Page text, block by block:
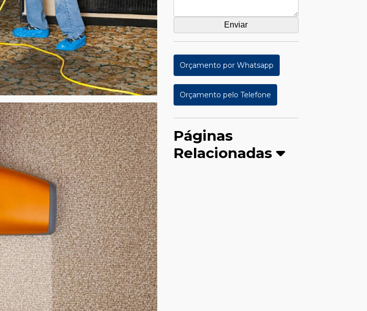
Orçamento por Whatsapp
Orçamento pelo Telefone
Páginas
Relacionadas